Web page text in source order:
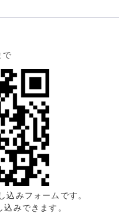
で
込みフォームです。
みできます。